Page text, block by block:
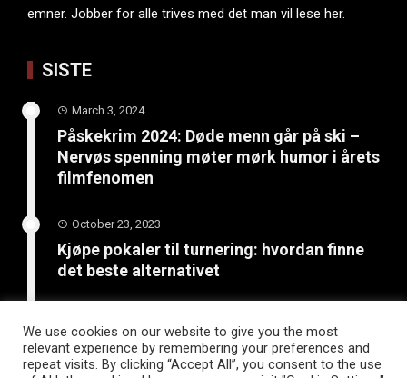
emner. Jobber for alle trives med det man vil lese her.
SISTE
March 3, 2024
Påskekrim 2024: Døde menn går på ski –
Nervøs spenning møter mørk humor i årets
filmfenomen
October 23, 2023
Kjøpe pokaler til turnering: hvordan finne
det beste alternativet
Bli kreativ: 5 kunst- og
håndverksprosjekter for sommerferien
We use cookies on our website to give you the most
relevant experience by remembering your preferences and
repeat visits. By clicking “Accept All”, you consent to the use